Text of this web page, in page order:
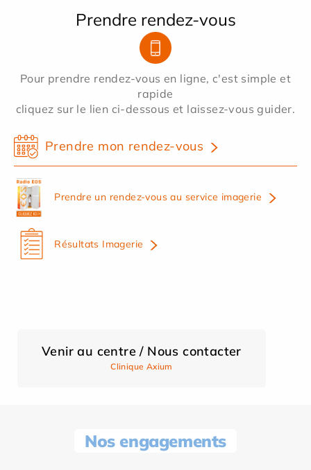
Prendre rendez-vous
Pour prendre rendez-vous en ligne, c'est simple et
rapide
cliquez sur le lien ci-dessous et laissez-vous guider.
Prendre mon rendez-vous
Prendre un rendez-vous au service imagerie
Résultats Imagerie
Venir au centre / Nous contacter
Clinique Axium
Nos engagements